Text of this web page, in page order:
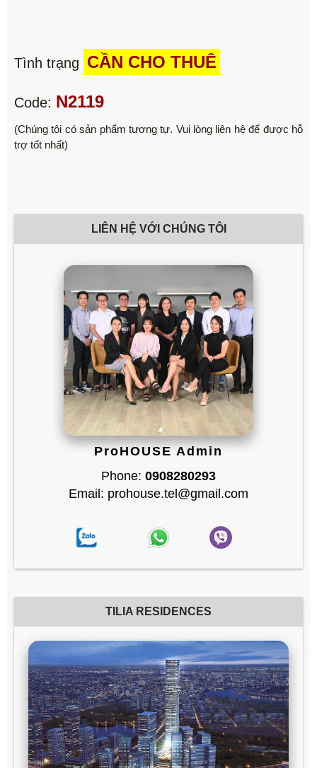
Tình trạng CẦN CHO THUÊ
Code: N2119
(Chúng tôi có sản phẩm tương tự. Vui lòng liên hệ để được hỗ
trợ tốt nhất)
LIÊN HỆ VỚI CHÚNG TÔI
ProHOUSE Admin
Phone: 0908280293
Email: prohouse.tel@gmail.com
TILIA RESIDENCES